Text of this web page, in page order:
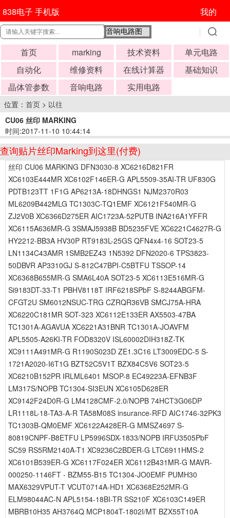
838电子 手机版 我的
首页 marking 技术资料
单元电路
自动化
维修资料 在线计算器
基础知识
晶体管参数
音响电路 实用电路
位置： 首页 > 以往
CU06 丝印 MARKING
时间:2017-11-10 10:44:14
查询贴片丝印Marking到这里(付费)
丝印 CU06 MARKING DFN3030-8 XC6216D821FR
XC6103E444MR XC6102F146ER-G APL5509-35AI-TR UF830G
PDTB123TT 1F1G AP6213A-18DHNGS1 NJM2370R03
ML6209B442MLG TC1303C-TQ1EMF XC6121F540MR-G
ZJ2V0B XC6366D275ER AIC1723A-52PUTB INA216A1YFFR
XC6115A636MR-G 3SMAJ5938B BD5235FVE XC6221C4627R-G
HY2212-BB3A HV30P RT9183L-25GS QFN4x4-16 SOT23-5
LN1134C43AMR 1SMB2EZ43 1N5392 DFN2020-6 TPS3823-
50DBVR AP3310GJ S-812C47BPI-C5BTFU TSSOP-14
XC6368B655MR-G SMA6L40A SOT23-5 XC6113E516MR-G
Si9183DT-33-T1 PBHV8118T IRF6218SPbF S-8244ABGFM-
CFGT2U SM6012NSUC-TRG CZRQR36VB SMCJ75A-HRA
XC6220C181MR SOT-323 XC6112E133ER AX5503-47BA
TC1301A-AGAVUA XC6221A31BNR TC1301A-JOAVFM
APL5505-A26KI-TR FOD8320V ISL60002DIH318Z-TK
XC9111A491MR-G R1190S023D ZE1.3C16 LT3009EDC-5 S-
1721A2020-I6T1G BZT52C5V1T BZX84C5V6 SOT23-5
XC6210B152PR IRLML6401 MSOP-8 EC49223A-EFNB3F
LM317S/NOPB TC1304-SI3EUN XC6105D628ER
XC9142F24D0R-G LM4128CMF-2.0/NOPB 74HCT3G06DP
LR1118L-18-TA3-A-R TA58M08S insurance-RFD AIC1746-32PK3
TC1303B-QM0EMF XC6122A428ER-G MMSZ4697 S-
80819CNPF-B8ETFU LP5996SDX-1833/NOPB IRFU3505PbF
SC59 RS5RM2140A-T1 XC9236C2BDER-G LTC6911HMS-2
XC6101B539ER-G XC6117F024ER XC6112B431MR-G MAVR-
000250-1146FT - BZM55-B15 TC1304-JO0EMF PUMH30
MAX6329VPUT-T VCUT0714A-HD1 XC6368E252MR-G
ELM98044AC-N APL5154-18BI-TR SS210F XC6103C149ER
MBRB10H35 AH3764Q MCP1804T-1802I/MT BZX55T10A